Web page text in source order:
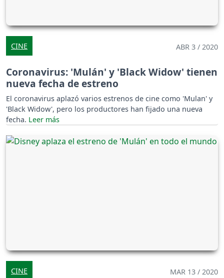
CINE ABR 3 / 2020
Coronavirus: 'Mulán' y 'Black Widow' tienen
nueva fecha de estreno
El coronavirus aplazó varios estrenos de cine como 'Mulan' y
'Black Widow', pero los productores han fijado una nueva
fecha.
CINE MAR 13 / 2020